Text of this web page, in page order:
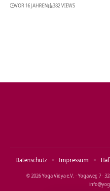
VOR 16 JAHREN 382 VIEWS
© 2026 Yoga Vidya e.V. · Yogaweg 7 ·
Datenschutz Impressum